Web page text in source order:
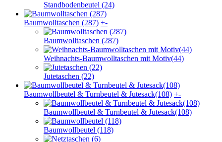
Standbodenbeutel (24)
Baumwolltaschen (287) +-
Baumwolltaschen (287)
Weihnachts-Baumwolltaschen mit Motiv(44)
Jutetaschen (22)
Baumwollbeutel & Turnbeutel & Jutesack(108) +-
Baumwollbeutel & Turnbeutel & Jutesack(108)
Baumwollbeutel (118)